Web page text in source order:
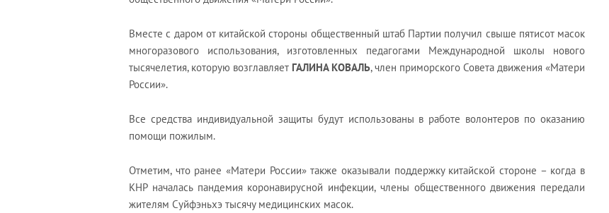
Вместе с даром от китайской стороны общественный штаб Партии получил свыше пятисот масок
многоразового использования, изготовленных педагогами Международной школы нового
тысячелетия, которую возглавляет ГАЛИНА КОВАЛЬ, член приморского Совета движения «Матери
России».
Все средства индивидуальной защиты будут использованы в работе волонтеров по оказанию
помощи пожилым.
Отметим, что ранее «Матери России» также оказывали поддержку китайской стороне – когда в
КНР началась пандемия коронавирусной инфекции, члены общественного движения передали
жителям Суйфэньхэ тысячу медицинских масок.